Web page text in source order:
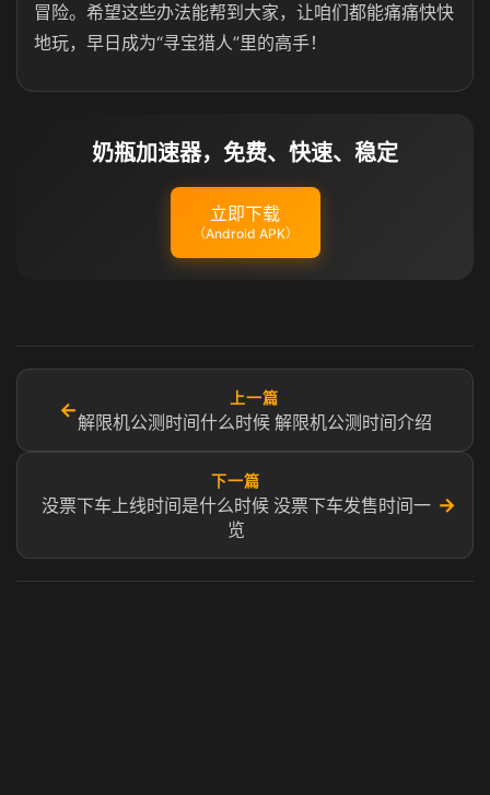
冒险。希望这些办法能帮到大家，让咱们都能痛痛快快
地玩，早日成为“寻宝猎人”里的高手！
奶瓶加速器，免费、快速、稳定
立即下载
（Android APK）
←
上一篇
解限机公测时间什么时候 解限机公测时间介绍
下一篇
没票下车上线时间是什么时候 没票下车发售时间一
览
→